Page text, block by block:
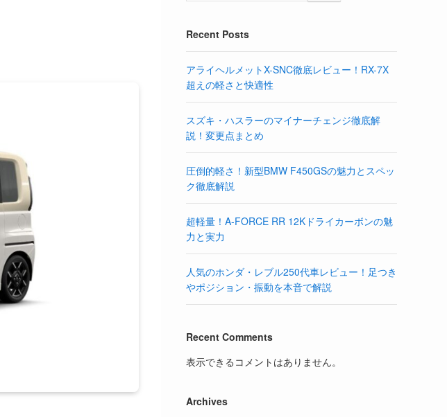
Recent Posts
アライヘルメットX-SNC徹底レビュー！RX-7X
超えの軽さと快適性
スズキ・ハスラーのマイナーチェンジ徹底解
説！変更点まとめ
圧倒的軽さ！新型BMW F450GSの魅力とスペッ
ク徹底解説
超軽量！A-FORCE RR 12Kドライカーボンの魅
力と実力
人気のホンダ・レブル250代車レビュー！足つき
やポジション・振動を本音で解説
Recent Comments
表示できるコメントはありません。
Archives